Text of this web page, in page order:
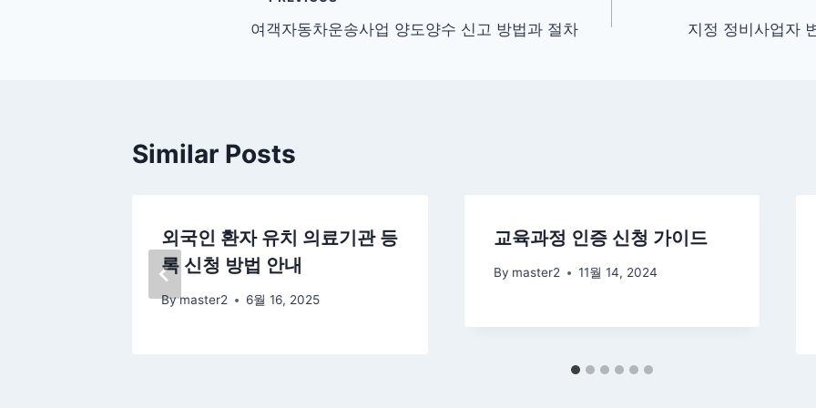
탐
여객자동차운송사업 양도양수 신고 방법과 절차 지정 정비사업자
Similar Posts
외국인 환자 유치 의료기관 등
록 신청 방법 안내
Bymaster2 6월 16, 2025
교육과정 인증 신청 가이드
By master2 11월 14, 2024